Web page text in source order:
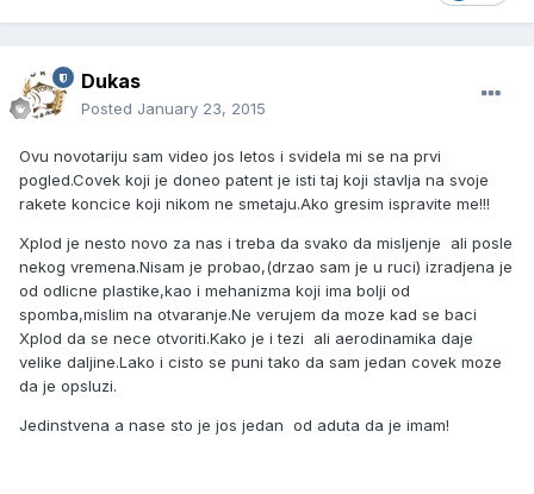
Dukas
Posted January 23, 2015
Ovu novotariju sam video jos letos i svidela mi se na prvi
pogled.Covek koji je doneo patent je isti taj koji stavlja na svoje
rakete koncice koji nikom ne smetaju.Ako gresim ispravite me!!!
Xplod je nesto novo za nas i treba da svako da misljenje ali posle
nekog vremena.Nisam je probao,(drzao sam je u ruci) izradjena je
od odlicne plastike,kao i mehanizma koji ima bolji od
spomba,mislim na otvaranje.Ne verujem da moze kad se baci
Xplod da se nece otvoriti.Kako je i tezi ali aerodinamika daje
velike daljine.Lako i cisto se puni tako da sam jedan covek moze
da je opsluzi.
Jedinstvena a nase sto je jos jedan od aduta da je imam!